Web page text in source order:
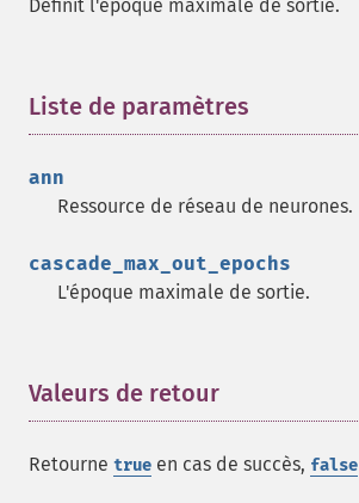
Définit l'époque maximale de sortie.
Liste de paramètres
ann
Ressource de réseau de neurones.
cascade_max_out_epochs
L'époque maximale de sortie.
Valeurs de retour
Retourne true en cas de succès, false
Fonctions Fann
fann_​cascadetrain_​on_​file
fann_​clear_​scaling_​params
fann_​create_​shortcut
fann_​create_​sparse_​array